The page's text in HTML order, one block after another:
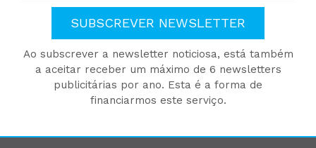
SUBSCREVER NEWSLETTER
Ao subscrever a newsletter noticiosa, está também
a aceitar receber um máximo de 6 newsletters
publicitárias por ano. Esta é a forma de
financiarmos este serviço.